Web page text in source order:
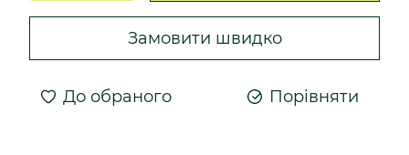
Замовити швидко
До обраного Порівняти